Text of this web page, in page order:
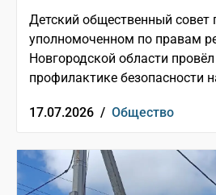
Детский общественный совет
уполномоченном по правам
Новгородской области
профилактике безопасности
17.07.2026 / Общество